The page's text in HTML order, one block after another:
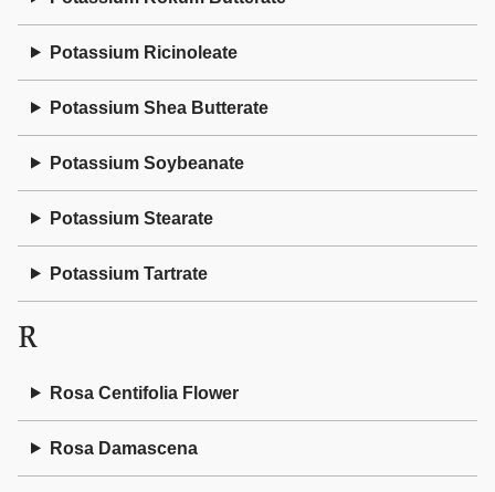
Potassium Ricinoleate
Potassium Shea Butterate
Potassium Soybeanate
Potassium Stearate
Potassium Tartrate
R
Rosa Centifolia Flower
Rosa Damascena